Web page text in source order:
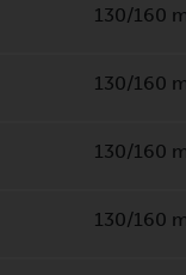
130/160
130/160
130/160
130/160